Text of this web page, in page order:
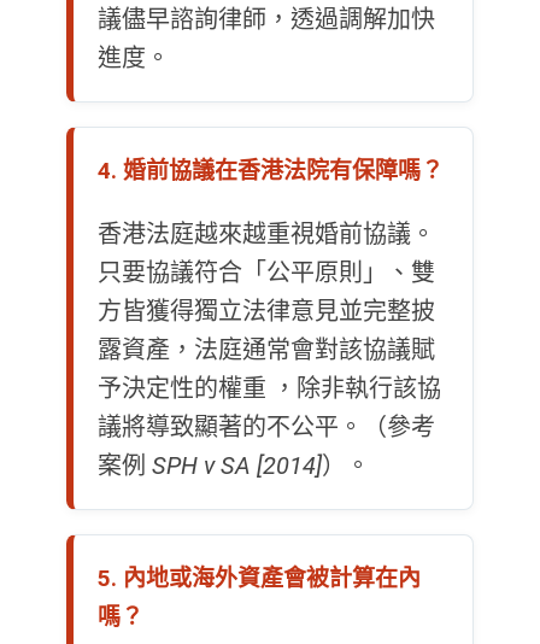
議儘早諮詢律師，透過調解加快
進度。
4. 婚前協議在香港法院有保障嗎？
香港法庭越來越重視婚前協議。
只要協議符合「公平原則」、雙
方皆獲得獨立法律意見並完整披
露資產，法庭通常會對該協議賦
予決定性的權重 ，除非執行該協
議將導致顯著的不公平。（參考
案例 SPH v SA [2014]）。
5. 內地或海外資產會被計算在內
嗎？